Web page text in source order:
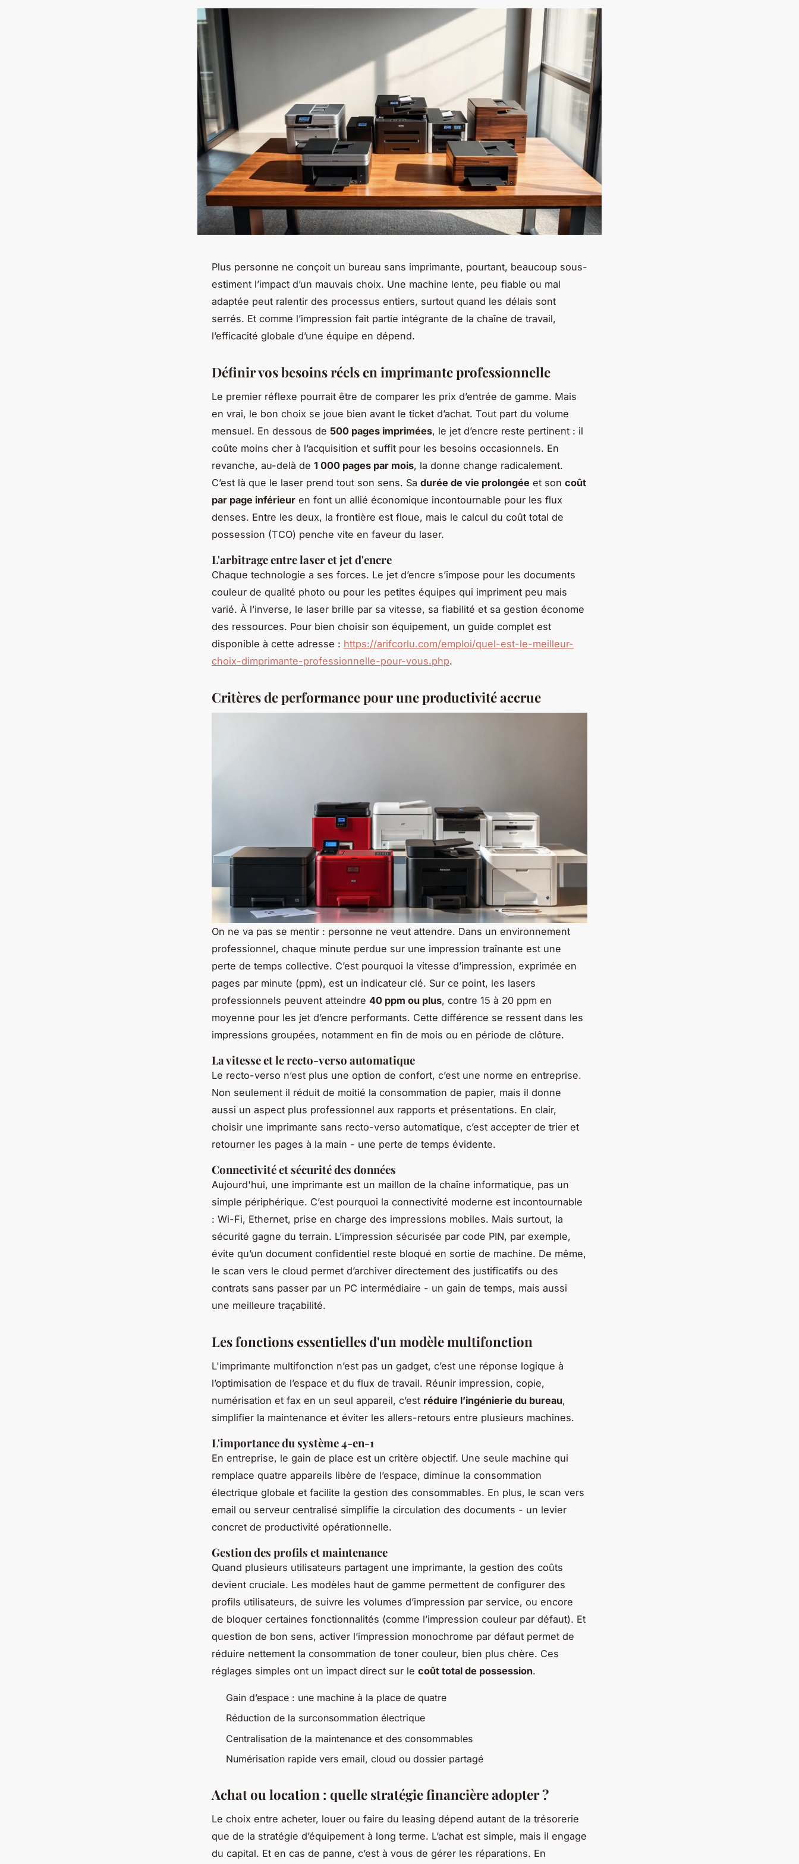
Plus personne ne conçoit un bureau sans imprimante, pourtant, beaucoup sous-
estiment l’impact d’un mauvais choix. Une machine lente, peu fiable ou mal
adaptée peut ralentir des processus entiers, surtout quand les délais sont
serrés. Et comme l’impression fait partie intégrante de la chaîne de travail,
l’efficacité globale d’une équipe en dépend.
Définir vos besoins réels en imprimante professionnelle
Le premier réflexe pourrait être de comparer les prix d’entrée de gamme. Mais
en vrai, le bon choix se joue bien avant le ticket d’achat. Tout part du volume
mensuel. En dessous de 500 pages imprimées, le jet d’encre reste pertinent : il
coûte moins cher à l’acquisition et suffit pour les besoins occasionnels. En
revanche, au-delà de 1 000 pages par mois, la donne change radicalement.
C’est là que le laser prend tout son sens. Sa durée de vie prolongée et son coût
par page inférieur en font un allié économique incontournable pour les flux
denses. Entre les deux, la frontière est floue, mais le calcul du coût total de
possession (TCO) penche vite en faveur du laser.
L'arbitrage entre laser et jet d'encre
Chaque technologie a ses forces. Le jet d’encre s’impose pour les documents
couleur de qualité photo ou pour les petites équipes qui impriment peu mais
varié. À l’inverse, le laser brille par sa vitesse, sa fiabilité et sa gestion économe
des ressources. Pour bien choisir son équipement, un guide complet est
disponible à cette adresse : https://arifcorlu.com/emploi/quel-est-le-meilleur-
choix-dimprimante-professionnelle-pour-vous.php.
Critères de performance pour une productivité accrue
On ne va pas se mentir : personne ne veut attendre. Dans un environnement
professionnel, chaque minute perdue sur une impression traînante est une
perte de temps collective. C’est pourquoi la vitesse d’impression, exprimée en
pages par minute (ppm), est un indicateur clé. Sur ce point, les lasers
professionnels peuvent atteindre 40 ppm ou plus, contre 15 à 20 ppm en
moyenne pour les jet d’encre performants. Cette différence se ressent dans les
impressions groupées, notamment en fin de mois ou en période de clôture.
La vitesse et le recto-verso automatique
Le recto-verso n’est plus une option de confort, c’est une norme en entreprise.
Non seulement il réduit de moitié la consommation de papier, mais il donne
aussi un aspect plus professionnel aux rapports et présentations. En clair,
choisir une imprimante sans recto-verso automatique, c’est accepter de trier et
retourner les pages à la main - une perte de temps évidente.
Connectivité et sécurité des données
Aujourd'hui, une imprimante est un maillon de la chaîne informatique, pas un
simple périphérique. C’est pourquoi la connectivité moderne est incontournable
: Wi-Fi, Ethernet, prise en charge des impressions mobiles. Mais surtout, la
sécurité gagne du terrain. L’impression sécurisée par code PIN, par exemple,
évite qu’un document confidentiel reste bloqué en sortie de machine. De même,
le scan vers le cloud permet d’archiver directement des justificatifs ou des
contrats sans passer par un PC intermédiaire - un gain de temps, mais aussi
une meilleure traçabilité.
Les fonctions essentielles d'un modèle multifonction
L'imprimante multifonction n’est pas un gadget, c’est une réponse logique à
l’optimisation de l’espace et du flux de travail. Réunir impression, copie,
numérisation et fax en un seul appareil, c’est réduire l’ingénierie du bureau,
simplifier la maintenance et éviter les allers-retours entre plusieurs machines.
L'importance du système 4-en-1
En entreprise, le gain de place est un critère objectif. Une seule machine qui
remplace quatre appareils libère de l’espace, diminue la consommation
électrique globale et facilite la gestion des consommables. En plus, le scan vers
email ou serveur centralisé simplifie la circulation des documents - un levier
concret de productivité opérationnelle.
Gestion des profils et maintenance
Quand plusieurs utilisateurs partagent une imprimante, la gestion des coûts
devient cruciale. Les modèles haut de gamme permettent de configurer des
profils utilisateurs, de suivre les volumes d’impression par service, ou encore
de bloquer certaines fonctionnalités (comme l’impression couleur par défaut). Et
question de bon sens, activer l’impression monochrome par défaut permet de
réduire nettement la consommation de toner couleur, bien plus chère. Ces
réglages simples ont un impact direct sur le coût total de possession.
Gain d’espace : une machine à la place de quatre
Réduction de la surconsommation électrique
Centralisation de la maintenance et des consommables
Numérisation rapide vers email, cloud ou dossier partagé
Achat ou location : quelle stratégie financière adopter ?
Le choix entre acheter, louer ou faire du leasing dépend autant de la trésorerie
que de la stratégie d’équipement à long terme. L’achat est simple, mais il engage
du capital. Et en cas de panne, c’est à vous de gérer les réparations. En